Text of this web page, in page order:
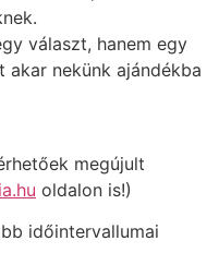
választ, hanem egy
akar nekünk ajándékba
megújult
oldalon is!)
időintervallumai